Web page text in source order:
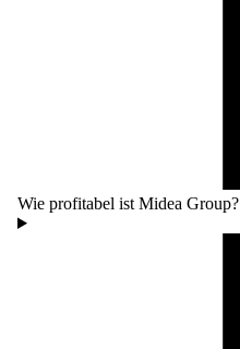
Wie profitabel ist Midea Group?